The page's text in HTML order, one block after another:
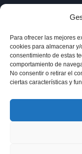
Para ofrecer las mejores
cookies para almacenar
consentimiento de estas
comportamiento de
No consentir o retirar el
ciertas características y
Inicio
Esencia
Aviso legal